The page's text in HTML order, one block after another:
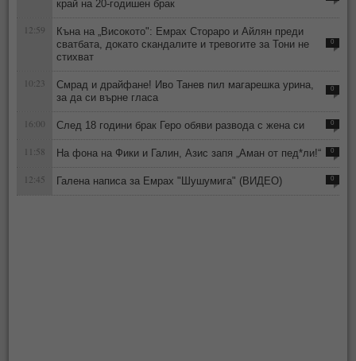
край на 20-годишен брак
12:59
Къна на „Високото": Емрах Стораро и Айлян преди
сватбата, докато скандалите и тревогите за Тони не
стихват
0
10:23
Смрад и драйфане! Иво Танев пил магарешка урина,
за да си върне гласа
0
16:00 След 18 години брак Геро обяви развода с жена си 0
11:58 На фона на Фики и Галин, Азис запя „Аман от пед*ли!“ 0
12:45 Галена написа за Емрах "Шушумига" (ВИДЕО) 0